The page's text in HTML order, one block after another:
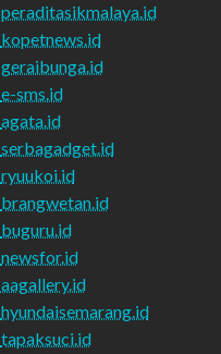
peraditasikmalaya.id
kopetnews.id
geraibunga.id
e-sms.id
agata.id
serbagadget.id
ryuukoi.id
brangwetan.id
buguru.id
newsfor.id
aagallery.id
hyundaisemarang.id
tapaksuci.id